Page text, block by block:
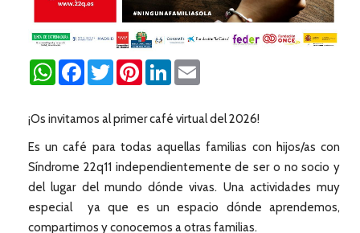
WhatsAppFacebookTwitterPinterestLinkedIn
¡Os invitamos al primer café virtual del 2026!
Es un café para todas aquellas familias con hijos/as con
Síndrome 22q11 independientemente de ser o no socio y
del lugar del mundo dónde vivas. Una actividades muy
especial ya que es un espacio dónde aprendemos,
compartimos y conocemos a otras familias.